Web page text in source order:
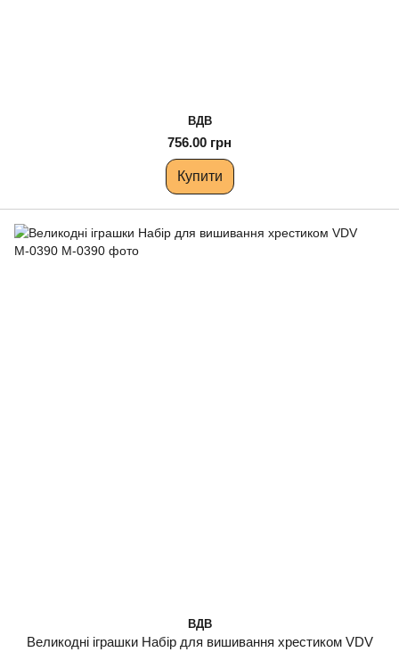
ВДВ
756.00 грн
Купити
ВДВ
Великодні іграшки Набір для вишивання хрестиком VDV